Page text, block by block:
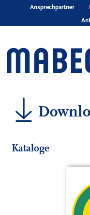
Skip to main content
Ansprechpartner
Kataloge